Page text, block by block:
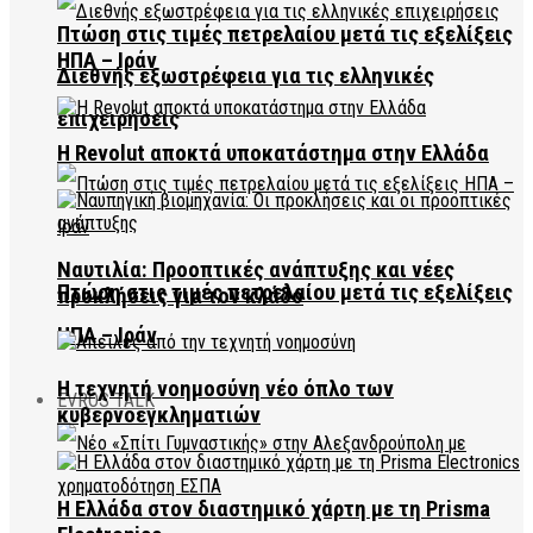
Διεθνής εξωστρέφεια για τις ελληνικές
επιχειρήσεις
Πτώση στις τιμές πετρελαίου μετά τις εξελίξεις
ΗΠΑ – Ιράν
EVROS TALK
Πτώση στις τιμές πετρελαίου μετά τις εξελίξεις
ΗΠΑ – Ιράν
Η Revolut αποκτά υποκατάστημα στην Ελλάδα
Ναυτιλία: Προοπτικές ανάπτυξης και νέες
προκλήσεις για τον κλάδο
Η τεχνητή νοημοσύνη νέο όπλο των
κυβερνοεγκληματιών
Η Ελλάδα στον διαστημικό χάρτη με τη Prisma